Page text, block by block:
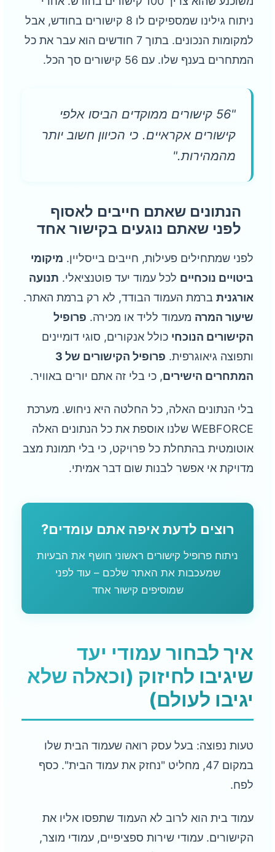
ניתוח גילינו שמספיקים לו 8 קישורים בחודש, אבל
למקומות הנכונים. בתוך 7 חודשים הוא עבר את כל
המתחרים בענף שלו. עם 56 קישורים סך הכל.
"56 קישורים ממוקדים הביסו אלפי
קישורים אקראיים. כי הכיוון חשוב יותר
מהמהירות."
הנתונים שאתם חייבים לאסוף
לפני שאתם נוגעים בקישור אחד
לפני שמתחילים פעילות, חייבים בייסליין. מיקומי
ביטויים נוכחיים לכל עמוד יעד פוטנציאלי. תנועה
אורגנית ברמת העמוד הבודד, לא רק ברמת האתר.
שיעור המרה מעמוד לליד או מכירה. פרופיל
הקישורים הנוכחי כולל אנקורים, סוגי דומיינים
ותפוצה גיאוגרפית.
פרופיל הקישורים של 3
המתחרים הישירים, כי בלי זה אתם יורים באוויר.
בלי הנתונים האלה, כל החלטה היא ניחוש. מערכת
WEBFORCE שלנו אוספת את כל הנתונים האלה
אוטומטית בהתחלת כל פרויקט, כי בלי תמונת מצב
מדויקת אי אפשר לבנות שום דבר אמיתי.
רוצים לדעת איפה אתם עומדים?
ניתוח פרופיל קישורים ראשוני חושף את הבעיות
שמעכבות את האתר שלכם – עוד לפני
שמוסיפים קישור אחד
איך לבחור עמודי יעד
שיגיבו לחיזוק (וכאלה שלא
יגיבו לעולם)
טעות נפוצה: בעל עסק רואה שעמוד הבית שלו
במקום 47, מחליט "נחזק את עמוד הבית". כסף
לפח.
עמוד בית הוא לרוב לא העמוד שתפסו אליו את
הקישורים. עמודי שירות ספציפיים, עמודי מוצר,